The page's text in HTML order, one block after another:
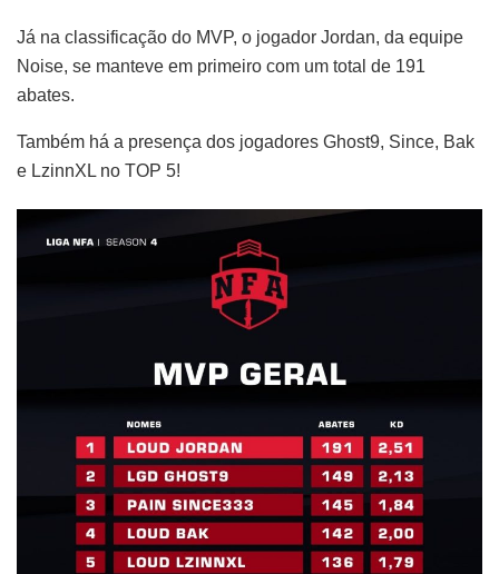
Já na classificação do MVP, o jogador Jordan, da equipe
Noise, se manteve em primeiro com um total de 191
abates.
Também há a presença dos jogadores Ghost9, Since, Bak
e LzinnXL no TOP 5!